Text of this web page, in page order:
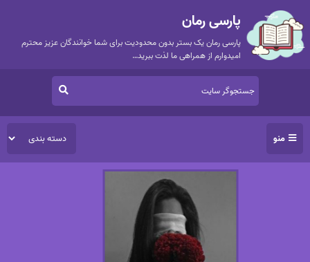
پارسی رمان
پارسی رمان یک بستر بدون محدودیت برای شما خوانندگان عزیز محترم
امیدوارم از همراهی ما لذت ببرید…
منو